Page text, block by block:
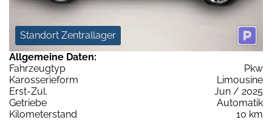
Standort Zentrallager
Allgemeine Daten:
Fahrzeugtyp
Pkw
Karosserieform
Limousine
Erst-Zul.
Jun / 2025
Getriebe
Automatik
Kilometerstand
10 km